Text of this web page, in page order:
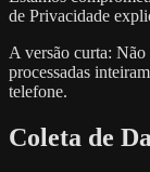
de Privacidade
A versão curta: Não
processadas
telefone.
Coleta de